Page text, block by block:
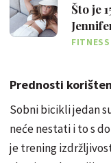
Što je
FITNESS
Prednosti
Sobni bicikli jedan
neće nestati i to s
je trening